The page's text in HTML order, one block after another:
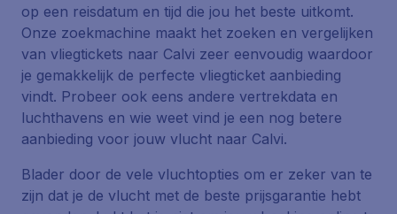
op een reisdatum en tijd die jou het beste uitkomt.
Onze zoekmachine maakt het zoeken en vergelijken
van vliegtickets naar Calvi zeer eenvoudig waardoor
je gemakkelijk de perfecte vliegticket aanbieding
vindt. Probeer ook eens andere vertrekdata en
luchthavens en wie weet vind je een nog betere
aanbieding voor jouw vlucht naar Calvi.
Blader door de vele vluchtopties om er zeker van te
zijn dat je de vlucht met de beste prijsgarantie hebt